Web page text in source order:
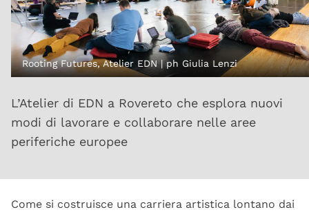
Rooting Futures, Atelier EDN | ph Giulia Lenzi
L’Atelier di EDN a Rovereto che esplora nuovi
modi di lavorare e collaborare nelle aree
periferiche europee
Come si costruisce una carriera artistica lontano dai